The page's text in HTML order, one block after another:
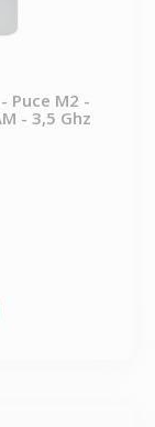
Puce M2 -
- 3,5 Ghz